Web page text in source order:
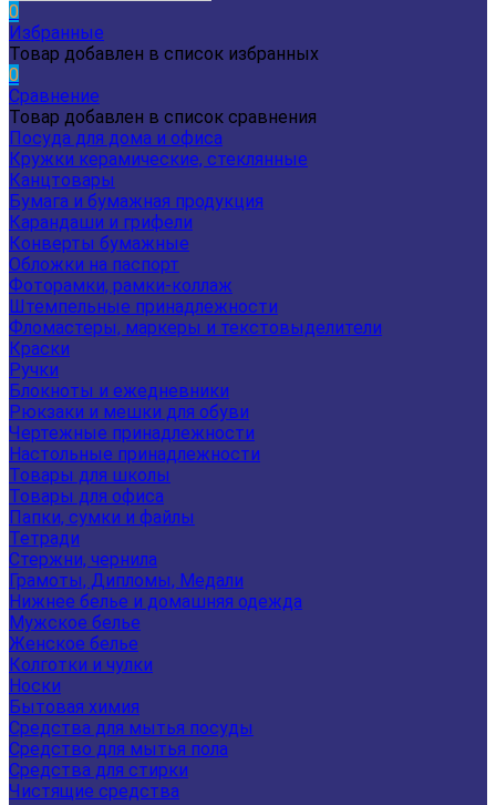
0
Избранные
Товар добавлен в список избранных
0
Сравнение
Товар добавлен в список сравнения
Посуда для дома и офиса
Кружки керамические, стеклянные
Канцтовары
Бумага и бумажная продукция
Карандаши и грифели
Конверты бумажные
Обложки на паспорт
Фоторамки, рамки-коллаж
Штемпельные принадлежности
Фломастеры, маркеры и текстовыделители
Краски
Ручки
Блокноты и ежедневники
Рюкзаки и мешки для обуви
Чертежные принадлежности
Настольные принадлежности
Товары для школы
Товары для офиса
Папки, сумки и файлы
Тетради
Стержни, чернила
Грамоты, Дипломы, Медали
Нижнее белье и домашняя одежда
Мужское белье
Женское белье
Колготки и чулки
Носки
Бытовая химия
Средства для мытья посуды
Средство для мытья пола
Средства для стирки
Чистящие средства